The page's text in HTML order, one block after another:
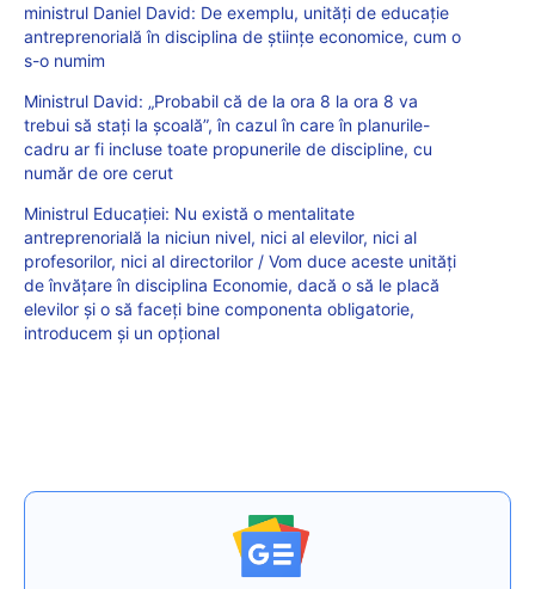
ministrul Daniel David: De exemplu, unități de educație
antreprenorială în disciplina de științe economice, cum o
s-o numim
Ministrul David: „Probabil că de la ora 8 la ora 8 va
trebui să stați la școală”, în cazul în care în planurile-
cadru ar fi incluse toate propunerile de discipline, cu
număr de ore cerut
Ministrul Educației: Nu există o mentalitate
antreprenorială la niciun nivel, nici al elevilor, nici al
profesorilor, nici al directorilor / Vom duce aceste unități
de învățare în disciplina Economie, dacă o să le placă
elevilor și o să faceți bine componenta obligatorie,
introducem și un opțional